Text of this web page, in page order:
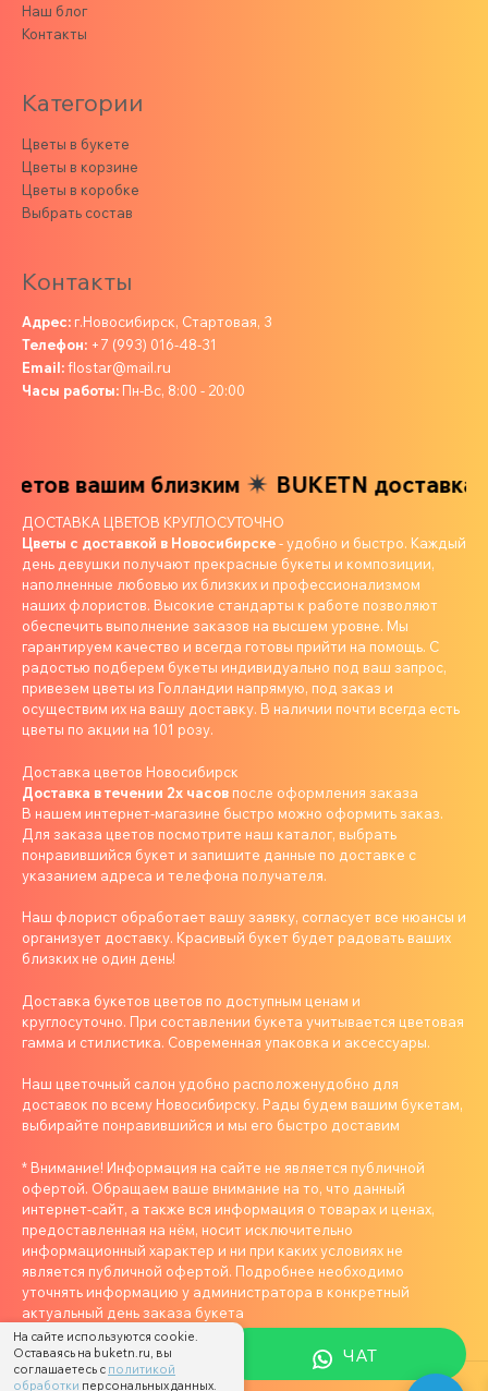
Наш блог
Контакты
Категории
Цветы в букете
Цветы в корзине
Цветы в коробке
Выбрать состав
Контакты
Адрес: г.Новосибирск, Стартовая, 3
Телефон: +7 (993) 016-48-31
Email:flostar@mail.ru
Часы работы: Пн-Вс, 8:00 - 20:00
вашим близким BUKETN доставка
ДОСТАВКА ЦВЕТОВ КРУГЛОСУТОЧНО
Цветы с доставкой в Новосибирске- удобно и быстро. Каждый
день девушки получают прекрасные букеты и композиции,
наполненные любовью их близких и профессионализмом
наших флористов. Высокие стандарты к работе позволяют
обеспечить выполнение заказов на высшем уровне. Мы
гарантируем качество и всегда готовы прийти на помощь. С
радостью подберем букеты индивидуально под ваш запрос,
привезем цветы из Голландии напрямую, под заказ и
осуществим их на вашу доставку. В наличии почти всегда есть
цветы по акции на 101 розу.
Доставка цветов Новосибирск
Доставка в течении 2х часов после оформления заказа
В нашем интернет-магазине быстро можно оформить заказ.
Для заказа цветов посмотрите наш каталог, выбрать
понравившийся букет и запишите данные по доставке с
указанием адреса и телефона получателя.
Наш флорист обработает вашу заявку, согласует все нюансы и
организует доставку. Красивый букет будет радовать ваших
близких не один день!
Доставка букетов цветов по доступным ценам и
круглосуточно. При составлении букета учитывается цветовая
гамма и стилистика. Современная упаковка и аксессуары.
Наш цветочный салон удобно расположенудобно для
доставок по всему Новосибирску. Рады будем вашим букетам,
выбирайте понравившийся и мы его быстро доставим
* Внимание! Информация на сайте не является публичной
офертой. Обращаем ваше внимание на то, что данный
интернет-сайт, а также вся информация о товарах и ценах,
предоставленная на нём, носит исключительно
информационный характер и ни при каких условиях не
является публичной офертой. Подробнее необходимо
уточнять информацию у администратора в конкретный
актуальный день заказа букета
ЧАТ
На сайте используются cookie.
Оставаясь на buketn.ru, вы
соглашаетесь с политикой
обработки персональных данных.